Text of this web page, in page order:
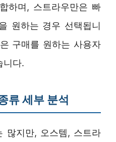
하며, 스트라우만은 빠
원하는 경우 선택됩니
구매를 원하는 사용자
니다.
류 세부 분석
많지만, 오스템, 스트라